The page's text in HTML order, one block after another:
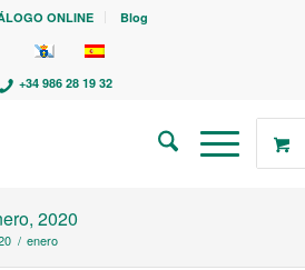
ONLINE Blog
+34 986 28 19 32
2020
/ enero